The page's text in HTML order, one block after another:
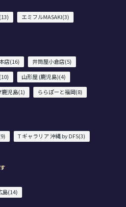
エミフルMASAKI(3)
店(16)
井筒屋小倉店(5)
山形屋 (鹿児島)(4)
鹿児島(1)
ららぽーと福岡(8)
T ギャラリア 沖縄 by DFS(3)
島(14)